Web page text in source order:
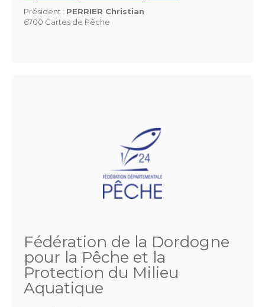
Président : PERRIER Christian
6700 Cartes de Pêche
Fédération de la Dordogne
pour la Pêche et la
Protection du Milieu
Aquatique